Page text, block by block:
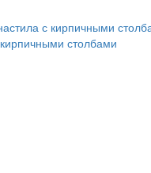
столбами